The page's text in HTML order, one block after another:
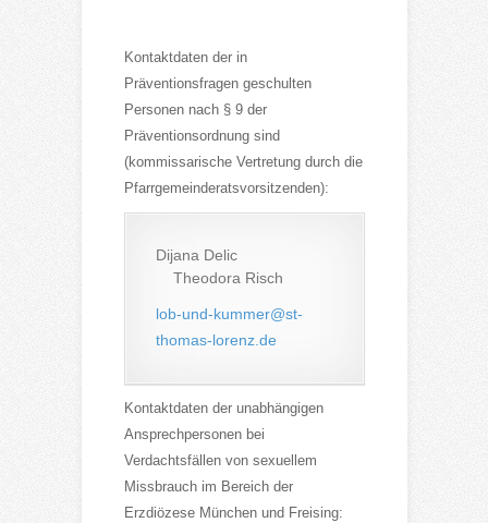
Kontaktdaten der in
Präventionsfragen geschulten
Personen nach § 9 der
Präventionsordnung sind
(kommissarische Vertretung durch die
Pfarrgemeinderatsvorsitzenden):
Dijana Delic
Theodora Risch
lob-und-kummer@st-
thomas-lorenz.de
Kontaktdaten der unabhängigen
Ansprechpersonen bei
Verdachtsfällen von sexuellem
Missbrauch im Bereich der
Erzdiözese München und Freising: